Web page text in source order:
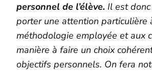
personnel de l’élève. Il est
porter une attention particulière
méthodologie employée et aux
manière à faire un choix
objectifs personnels. On fera